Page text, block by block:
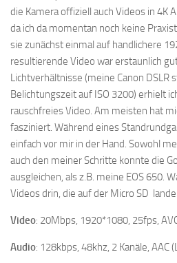
die Kamera offiziell auch Videos in 4K
da ich da momentan noch keine
sie zunächst einmal auf handlichere
resultierende Video war erstaunlich
Lichtverhältnisse (meine Canon DSLR
Belichtungszeit auf ISO 3200) erhielt
rauschfreies Video. Am meisten hat
fasziniert. Während eines
einfach vor mir in der Hand. Sowohl
auch den meiner Schritte konnte die
ausgleichen, als z.B. meine EOS 650.
Videos drin, die auf der Micro SD
Video: 20Mbps, 1920*1080, 25fps,
Audio: 128kbps, 48khz, 2 Kanäle, AAC